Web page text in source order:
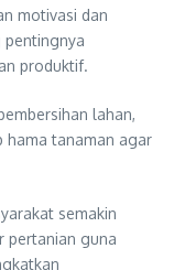
motivasi dan
pentingnya
produktif.
lahan,
hama tanaman agar
semakin
pertanian guna